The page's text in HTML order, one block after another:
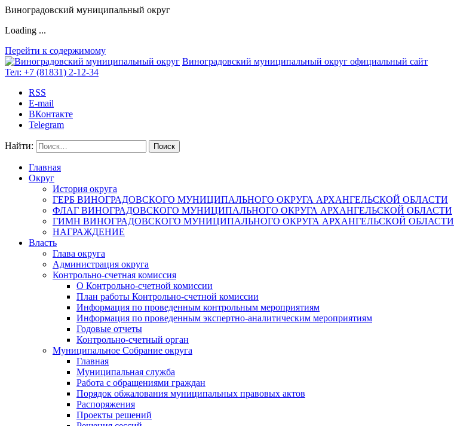
Виноградовский муниципальный округ
Loading ...
Перейти к содержимому
Виноградовский муниципальный округ официальный сайт
Тел: +7 (81831) 2-12-34
RSS
E-mail
ВКонтакте
Telegram
Найти:
Главная
Округ
История округа
ГЕРБ ВИНОГРАДОВСКОГО МУНИЦИПАЛЬНОГО ОКРУГА АРХАНГЕЛЬСКОЙ ОБЛАСТИ
ФЛАГ ВИНОГРАДОВСКОГО МУНИЦИПАЛЬНОГО ОКРУГА АРХАНГЕЛЬСКОЙ ОБЛАСТИ
ГИМН ВИНОГРАДОВСКОГО МУНИЦИПАЛЬНОГО ОКРУГА АРХАНГЕЛЬСКОЙ ОБЛАСТИ
НАГРАЖДЕНИЕ
Власть
Глава округа
Администрация округа
Контрольно-счетная комиссия
О Контрольно-счетной комиссии
План работы Контрольно-счетной комиссии
Информация по проведенным контрольным мероприятиям
Информация по проведенным экспертно-аналитическим мероприятиям
Годовые отчеты
Контрольно-счетный орган
Муниципальное Собрание округа
Главная
Муниципальная служба
Работа с обращениями граждан
Порядок обжалования муниципальных правовых актов
Распоряжения
Проекты решений